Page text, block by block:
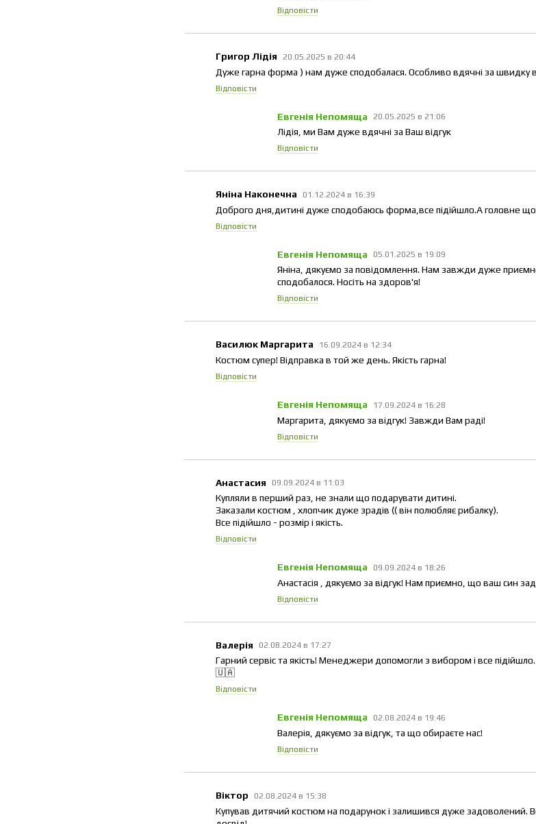
Відповісти
Григор Лідія 20.05.2025 в 20:44
Дуже гарна форма ) нам дуже сподобалася. Особливо вдячні за швидку
Відповісти
Евгенія Непомяща 20.05.2025 в 21:06
Лідія, ми Вам дуже вдячні за Ваш відгук
Відповісти
Яніна Наконечна 01.12.2024 в 16:39
Доброго дня,дитині дуже сподобаюсь форма,все підійшло.А головне
Відповісти
Евгенія Непомяща 05.01.2025 в 19:09
Яніна, дякуємо за повідомлення. Нам завжди дуже
сподобалося. Носіть на здоров'я!
Відповісти
Василюк Маргарита 16.09.2024 в 12:34
Костюм супер! Відправка в той же день. Якість гарна!
Відповісти
Евгенія Непомяща 17.09.2024 в 16:28
Маргарита, дякуємо за відгук! Завжди Вам раді!
Відповісти
Анастасия 09.09.2024 в 11:03
Купляли в перший раз, не знали що подарувати дитині.
Заказали костюм , хлопчик дуже зрадів (( він полюбляє рибалку).
Все підійшло - розмір і якість.
Відповісти
Евгенія Непомяща 09.09.2024 в 18:26
Анастасія , дякуємо за відгук! Нам приємно, що ваш син
Відповісти
Валерія 02.08.2024 в 17:27
Гарний сервіс та якість! Менеджери допомогли з вибором і все
🇺🇦
Відповісти
Евгенія Непомяща 02.08.2024 в 19:46
Валерія, дякуємо за відгук, та що обираєте нас!
Відповісти
Віктор 02.08.2024 в 15:38
Купував дитячий костюм на подарунок і залишився дуже задоволений.